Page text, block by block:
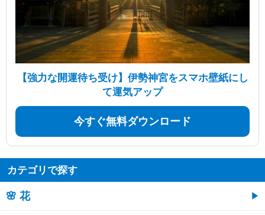
【強力な開運待ち受け】伊勢神宮をスマホ壁紙にし
て運気アップ
今すぐ無料ダウンロード
カテゴリで探す
🌸 花